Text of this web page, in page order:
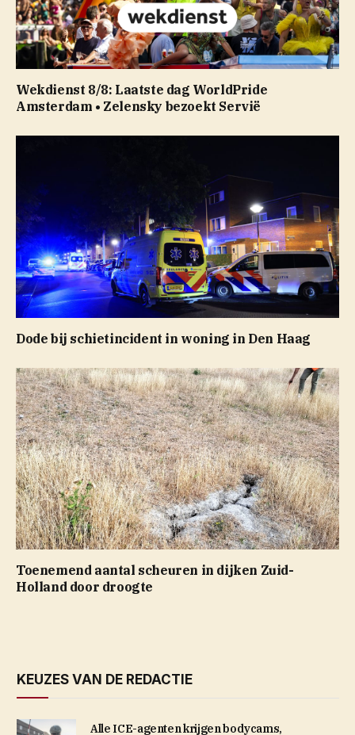
Wekdienst 8/8: Laatste dag WorldPride
Amsterdam • Zelensky bezoekt Servië
Dode bij schietincident in woning in Den Haag
Toenemend aantal scheuren in dijken Zuid-
Holland door droogte
KEUZES VAN DE REDACTIE
Alle ICE-agenten krijgen bodycams,